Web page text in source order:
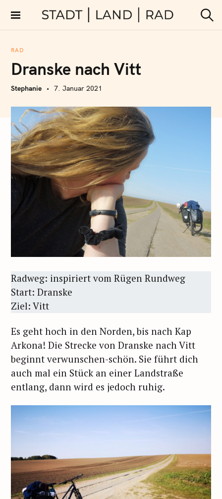
i
Stadt Land Rad
u
RAD
Dranske nach Vitt
Stephanie 7. Januar 2021
Radweg: inspiriert vom Rügen Rundweg
Start: Dranske
Ziel: Vitt
Es geht hoch in den Norden, bis nach Kap
Arkona! Die Strecke von Dranske nach Vitt
beginnt verwunschen-schön. Sie führt dich
auch mal ein Stück an einer Landstraße
entlang, dann wird es jedoch ruhig.